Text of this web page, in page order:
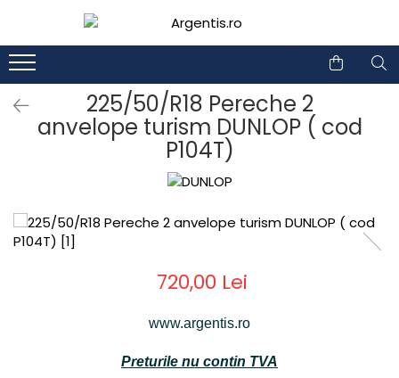
225/50/R18 Pereche 2
anvelope turism DUNLOP ( cod
P104T)
720,00 Lei
www.argentis.ro
Preturile nu contin TVA